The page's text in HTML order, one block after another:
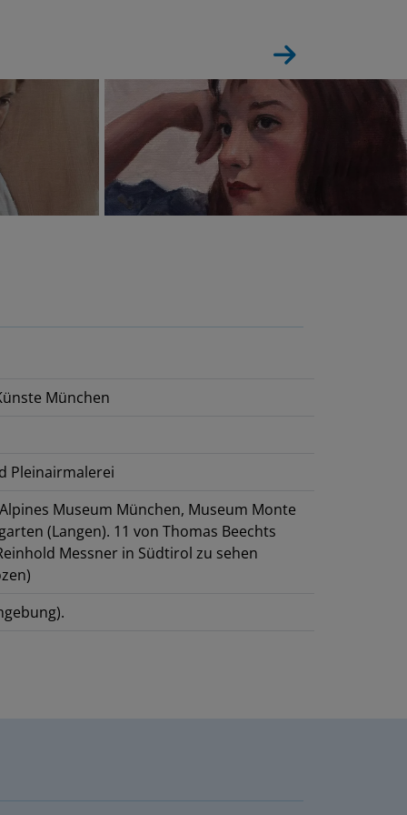
München
Pleinairmalerei
Museum München, Museum Monte
(Langen). 11 von Thomas Beechts
Messner in Südtirol zu sehen